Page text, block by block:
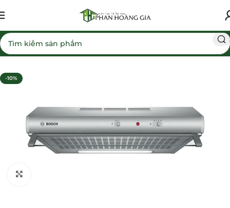
Trang chủ Máy hút mùi
-10%